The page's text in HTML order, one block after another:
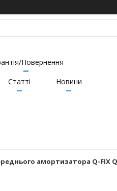
Повернення
Статті
Новини
амортизатора Q-FIX